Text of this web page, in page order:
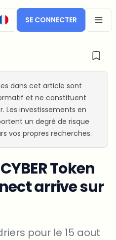
SE CONNECTER
dans cet article sont
et ne constituent
Les investissements en
un degré de risque
vos propres recherches.
Token
arrive sur
pour le 15 aout